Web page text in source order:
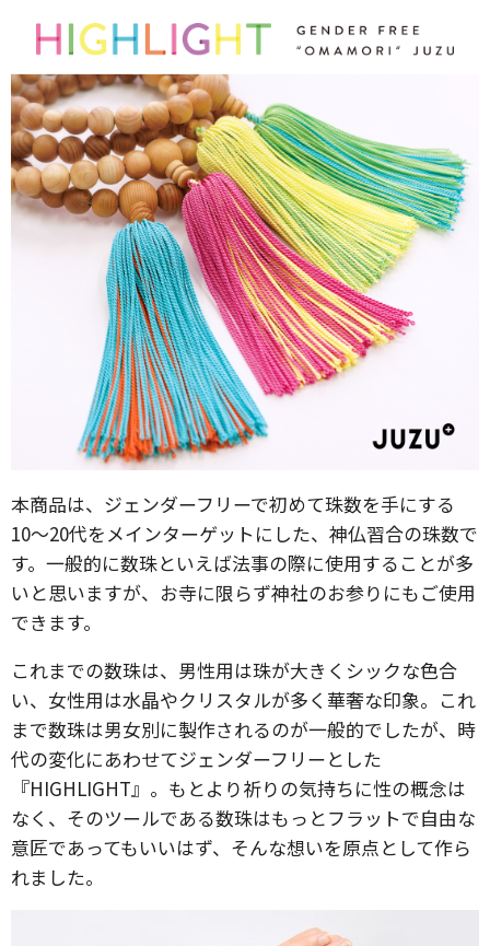
本商品は、ジェンダーフリーで初めて珠数を手にする
10〜20代をメインターゲットにした、神仏習合の珠数で
す。一般的に数珠といえば法事の際に使用することが多
いと思いますが、お寺に限らず神社のお参りにもご使用
できます。
これまでの数珠は、男性用は珠が大きくシックな色合
い、女性用は水晶やクリスタルが多く華奢な印象。これ
まで数珠は男女別に製作されるのが一般的でしたが、時
代の変化にあわせてジェンダーフリーとした
『HIGHLIGHT』。もとより祈りの気持ちに性の概念は
なく、そのツールである数珠はもっとフラットで自由な
意匠であってもいいはず、そんな想いを原点として作ら
れました。